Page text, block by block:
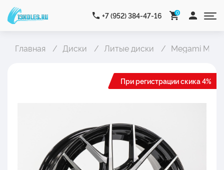
+7 (952) 384-47-16 0
Главная Диски Литые диски Megami
При регистрации скика 4%